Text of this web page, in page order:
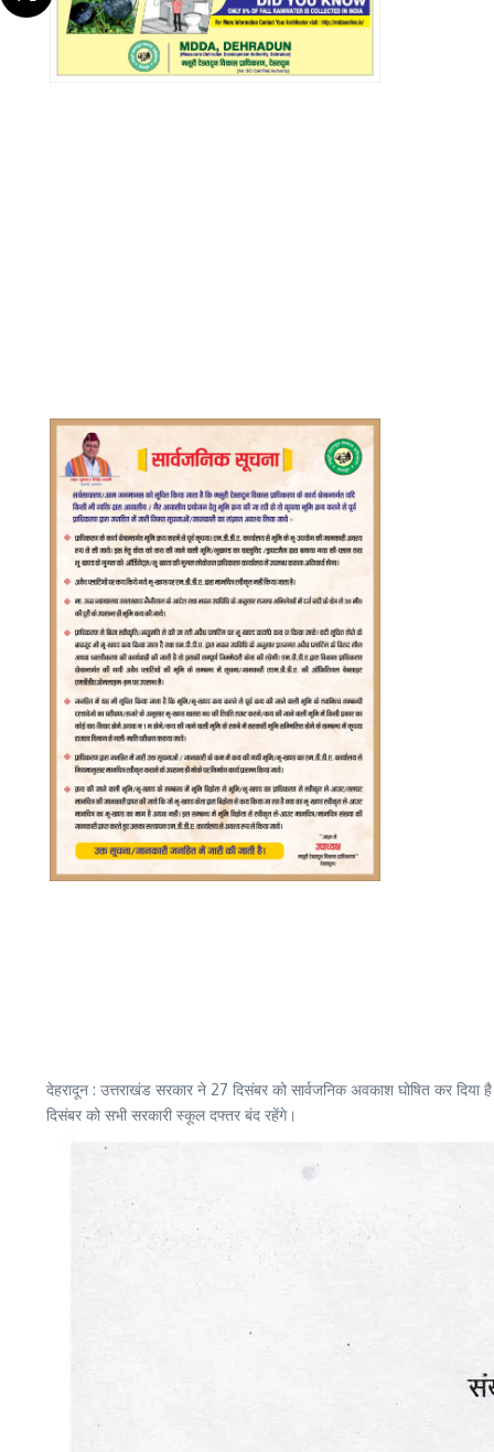
देहरादून : उत्तराखंड सरकार ने 27 दिसंबर को सार्वजनिक अवकाश घोषित कर
दिसंबर को सभी सरकारी स्कूल दफ्तर बंद रहेंगे।